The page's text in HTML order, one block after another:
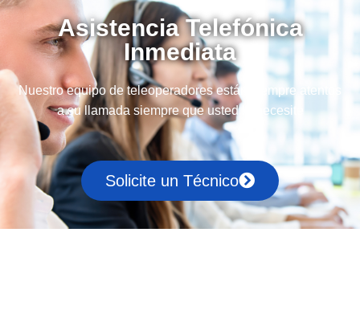
Asistencia Telefónica
Inmediata
Nuestro equipo de teleoperadores están siempre atentos
a su llamada siempre que usted lo necesite
Solicite un Técnico